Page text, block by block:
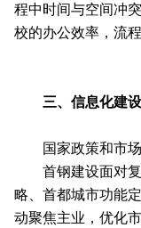
程中时间与空间冲
校的办公效率，流
三、信息化建
国家政策和市
首钢建设面对
略、首都城市功能
动聚焦主业，优化